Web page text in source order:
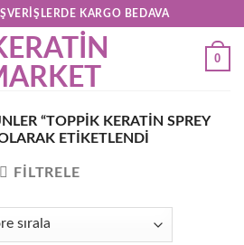
KARGO BEDAVA
0
“TOPPIK KERATIN SPREY
ETIKETLENDI
FILTRELE